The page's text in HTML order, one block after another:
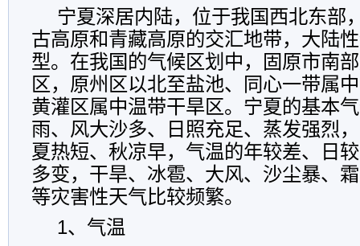
宁夏深居内陆，位于我国西北东部
古高原和青藏高原的交汇地带，大陆
型。在我国的气候区划中，固原市南
区，原州区以北至盐池、同心一带属
黄灌区属中温带干旱区。宁夏的基本
雨、风大沙多、日照充足、蒸发强烈
夏热短、秋凉早，气温的年较差、日
多变，干旱、冰雹、大风、沙尘暴、
等灾害性天气比较频繁。
1、气温